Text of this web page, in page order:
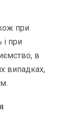
при
і при
в
випадках,